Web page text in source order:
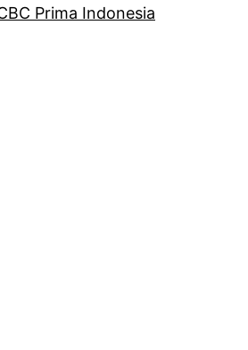
Prima Indonesia